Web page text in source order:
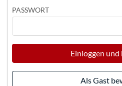
PASSWORT
Einloggen
Als Gast